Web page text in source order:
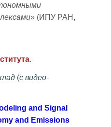
» (ИПУ РАН,
.
(с видео-
and Signal
and Emissions